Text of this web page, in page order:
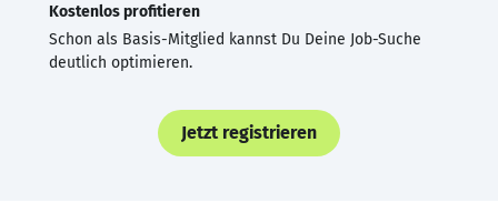
Kostenlos profitieren
Schon als Basis-Mitglied kannst Du Deine Job-Suche
deutlich optimieren.
Jetzt registrieren